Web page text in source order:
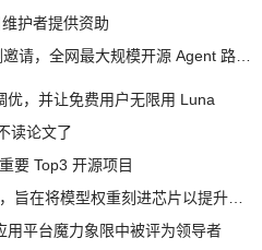
护者提供资助
，并让免费用户无限用 Luna
读论文了
要 Top3 开源项目
平台魔力象限中被评为领导者